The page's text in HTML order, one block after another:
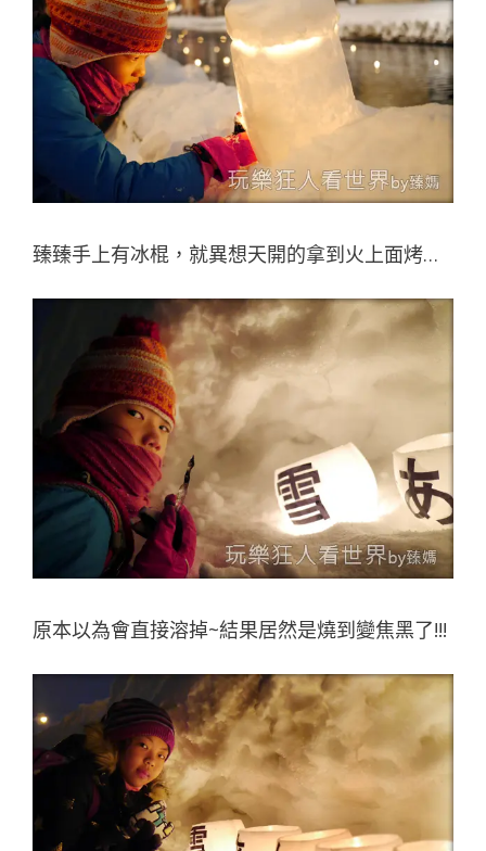
臻臻手上有冰棍，就異想天開的拿到火上面烤…
原本以為會直接溶掉~結果居然是燒到變焦黑了!!!